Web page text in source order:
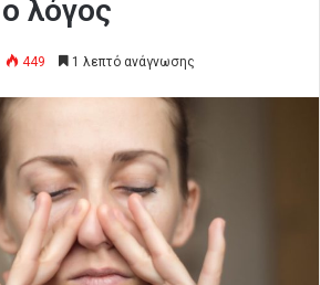
λόγος
449 1 λεπτό ανάγνωσης